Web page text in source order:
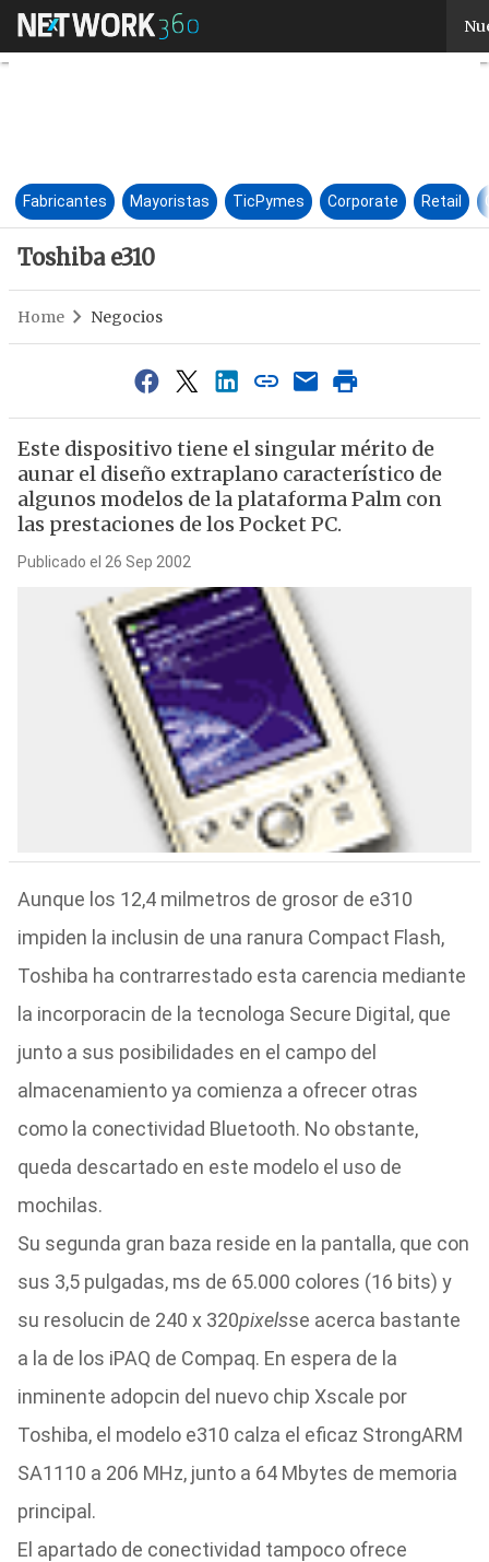
Toshiba e310
Fabricantes Mayoristas TicPymes Corporate Retail
Toshiba e310
Home Negocios
Este dispositivo tiene el singular mérito de
aunar el diseño extraplano característico de
algunos modelos de la plataforma Palm con
las prestaciones de los Pocket PC.
Publicado el 26 Sep 2002
Aunque los 12,4 milmetros de grosor de e310
impiden la inclusin de una ranura Compact Flash,
Toshiba ha contrarrestado esta carencia mediante
la incorporacin de la tecnologa Secure Digital, que
junto a sus posibilidades en el campo del
almacenamiento ya comienza a ofrecer otras
como la conectividad Bluetooth. No obstante,
queda descartado en este modelo el uso de
mochilas.
Su segunda gran baza reside en la pantalla, que con
sus 3,5 pulgadas, ms de 65.000 colores (16 bits) y
su resolucin de 240 x 320pixelsse acerca bastante
a la de los iPAQ de Compaq. En espera de la
inminente adopcin del nuevo chip Xscale por
Toshiba, el modelo e310 calza el eficaz StrongARM
SA1110 a 206 MHz, junto a 64 Mbytes de memoria
principal.
El apartado de conectividad tampoco ofrece